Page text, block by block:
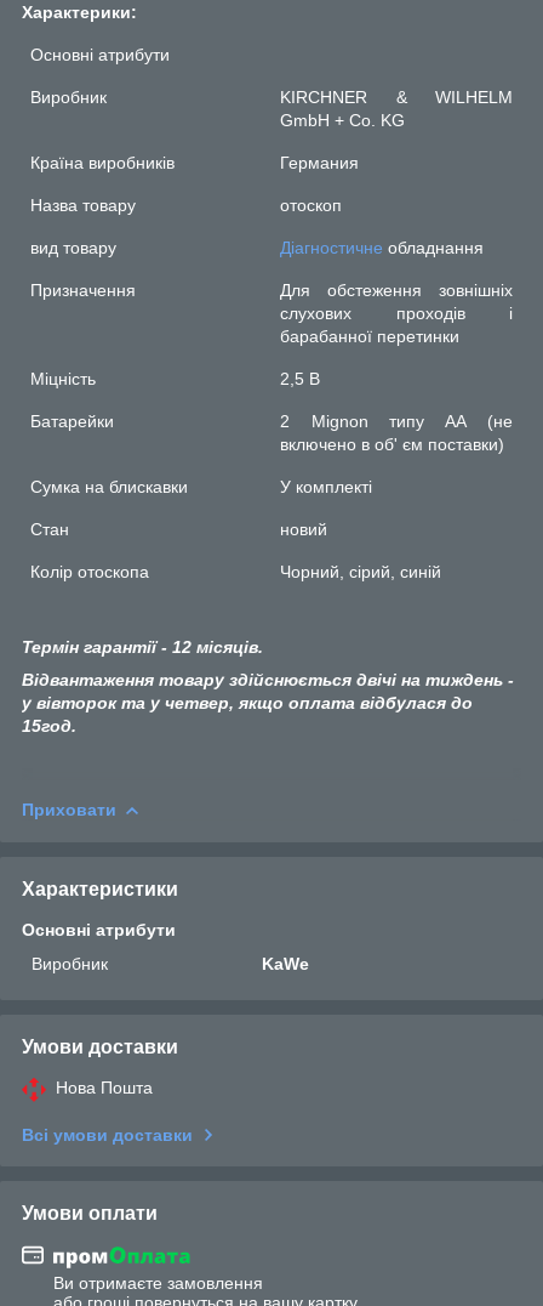
Характерики:
Основні атрибути
Виробник
KIRCHNER & WILHELM
GmbH + Co. KG
Країна виробників Германия
Назва товару отоскоп
вид товару Діагностичне обладнання
Призначення
Для обстеження зовнішніх
слухових проходів і
барабанної перетинки
Міцність 2,5 В
Батарейки
2 Mignon типу AA (не
включено в об' єм поставки)
Сумка на блискавки У комплекті
Стан новий
Колір отоскопа Чорний, сірий, синій
Термін гарантії - 12 місяців.
Відвантаження товару здійснюється двічі на тиждень -
у вівторок та у четвер, якщо оплата відбулася до
15год.
Приховати
Характеристики
Основні атрибути
Виробник
KaWe
Умови доставки
Нова Пошта
Всі умови доставки
Умови оплати
Ви отримаєте замовлення